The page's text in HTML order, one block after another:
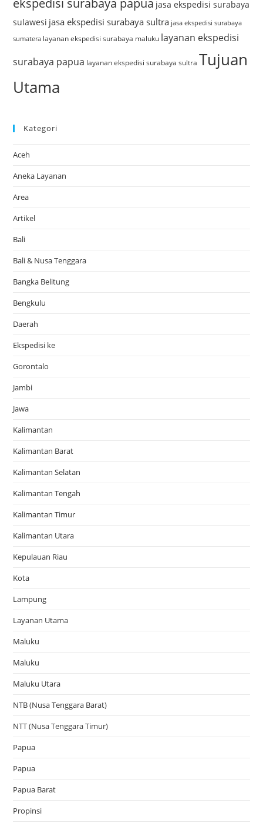
jasa ekspedisi surabaya
sulawesi jasa ekspedisi surabaya sultra jasa ekspedisi surabaya
sumatera layanan ekspedisi surabaya maluku layanan ekspedisi
surabaya papua layanan ekspedisi surabaya sultra Tujuan
Utama
Kategori
Aceh
Aneka Layanan
Area
Artikel
Bali
Bali & Nusa Tenggara
Bangka Belitung
Bengkulu
Daerah
Ekspedisi ke
Gorontalo
Jambi
Jawa
Kalimantan
Kalimantan Barat
Kalimantan Selatan
Kalimantan Tengah
Kalimantan Timur
Kalimantan Utara
Kepulauan Riau
Kota
Lampung
Layanan Utama
Maluku
Maluku
Maluku Utara
NTB (Nusa Tenggara Barat)
NTT (Nusa Tenggara Timur)
Papua
Papua
Papua Barat
Propinsi